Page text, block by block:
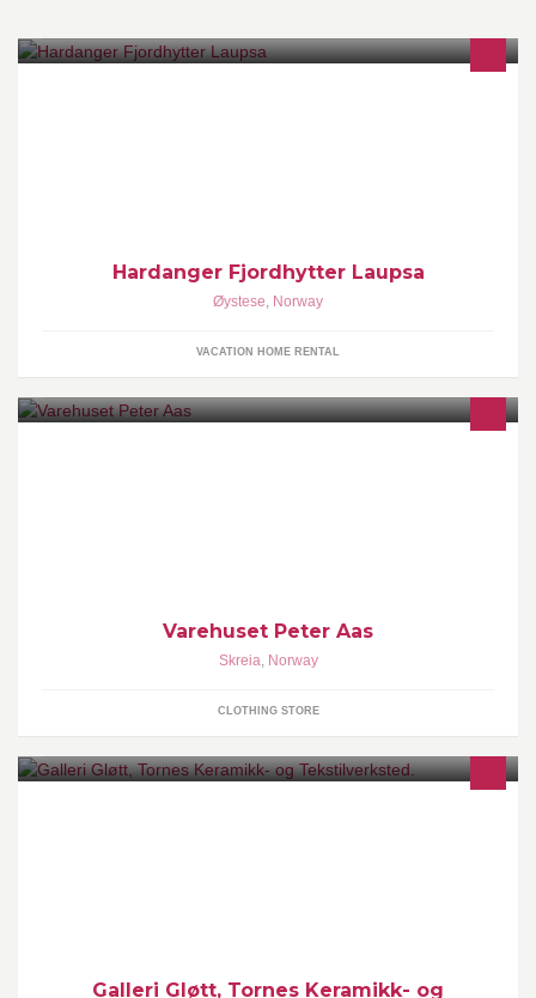
Hardanger Fjordhytter Laupsa
Øystese, Norway
VACATION HOME RENTAL
Varehuset Peter Aas
Skreia, Norway
CLOTHING STORE
Galleri Gløtt, Tornes Keramikk- og